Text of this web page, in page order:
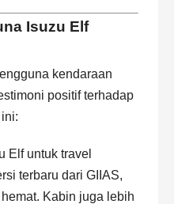
Isuzu Elf
kendaraan
positif terhadap
Elf untuk travel
terbaru dari GIIAS,
Kabin juga lebih